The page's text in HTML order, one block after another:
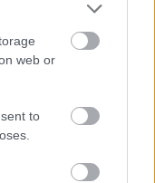
web or
to
AKIVÉ